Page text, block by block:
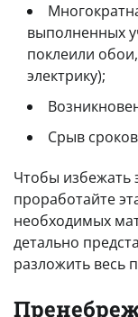
выполненных
поклеили
электрику);
Срыв
Чтобы избежать
проработайте
необходимых
детально
разложить весь